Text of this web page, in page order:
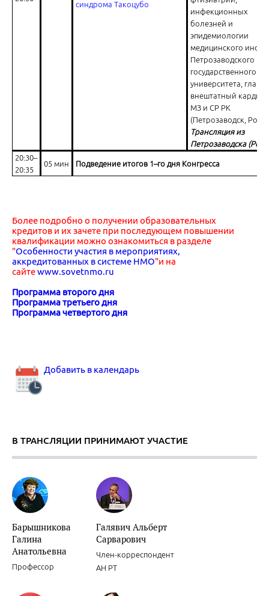
синдрома Такоцубо
инфекционных
болезней и
эпидемиологии
медицинского
Петрозаводского
государственного
университета,
внештатный
МЗ и СР РК
(Петрозаводск,
Трансляция из
Петрозаводска
20:30–
20:35
05 мин Подведение итогов 1–го дня Конгресса
Более подробно о получении образовательных
кредитов и их зачете при последующем повышении
квалификации можно ознакомиться в разделе
"Особенности участия в мероприятиях,
аккредитованных в системе НМО"и на
сайтеwww.sovetnmo.ru
Программа второго дня
Программа третьего дня
Программа четвертого дня
Добавить в календарь
В ТРАНСЛЯЦИИ ПРИНИМАЮТ УЧАСТИЕ
Барышникова
Галина
Анатольевна
Профессор
Галявич Альберт
Сарварович
Член-корреспондент
АН РТ